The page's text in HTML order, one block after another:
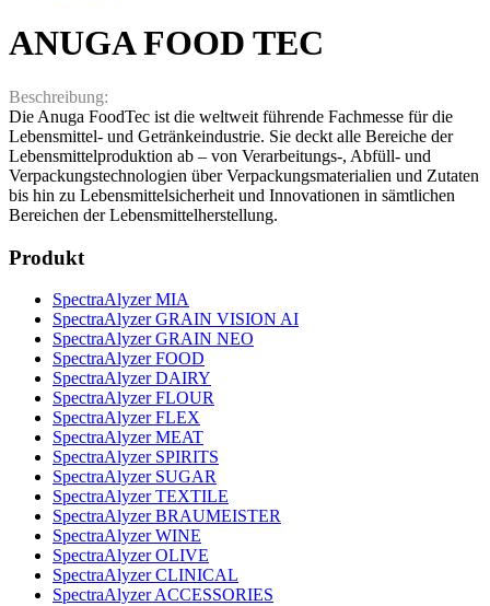
ANUGA FOOD TEC
Beschreibung:
Die Anuga FoodTec ist die weltweit führende Fachmesse für die
Lebensmittel- und Getränkeindustrie. Sie deckt alle Bereiche der
Lebensmittelproduktion ab – von Verarbeitungs-, Abfüll- und
Verpackungstechnologien über Verpackungsmaterialien und Zutaten
bis hin zu Lebensmittelsicherheit und Innovationen in sämtlichen
Bereichen der Lebensmittelherstellung.
Produkt
SpectraAlyzer MIA
SpectraAlyzer GRAIN VISION AI
SpectraAlyzer GRAIN NEO
SpectraAlyzer FOOD
SpectraAlyzer DAIRY
SpectraAlyzer FLOUR
SpectraAlyzer FLEX
SpectraAlyzer MEAT
SpectraAlyzer SPIRITS
SpectraAlyzer SUGAR
SpectraAlyzer TEXTILE
SpectraAlyzer BRAUMEISTER
SpectraAlyzer WINE
SpectraAlyzer OLIVE
SpectraAlyzer CLINICAL
SpectraAlyzer ACCESSORIES